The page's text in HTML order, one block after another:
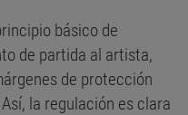
básico de
de partida al artista,
de protección
la regulación es clara